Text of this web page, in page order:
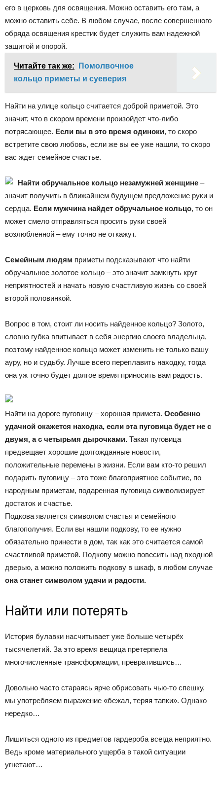
его в церковь для освящения. Можно оставить его там, а
можно оставить себе. В любом случае, после совершенного
обряда освящения крестик будет служить вам надежной
защитой и опорой.
Читайте так же:
Помолвочное
кольцо приметы и суеверия
Найти на улице кольцо считается доброй приметой. Это
значит, что в скором времени произойдет что-либо
потрясающее. Если вы в это время одиноки, то скоро
встретите свою любовь, если же вы ее уже нашли, то скоро
вас ждет семейное счастье.
Найти обручальное кольцо незамужней женщине –
значит получить в ближайшем будущем предложение руки и
сердца. Если мужчина найдет обручальное кольцо, то он
может смело отправляться просить руки своей
возлюбленной – ему точно не откажут.
Семейным людям приметы подсказывают что найти
обручальное золотое кольцо – это значит замкнуть круг
неприятностей и начать новую счастливую жизнь со своей
второй половинкой.
Вопрос в том, стоит ли носить найденное кольцо? Золото,
словно губка впитывает в себя энергию своего владельца,
поэтому найденное кольцо может изменить не только вашу
ауру, но и судьбу. Лучше всего переплавить находку, тогда
она уж точно будет долгое время приносить вам радость.
Найти на дороге пуговицу – хорошая примета. Особенно
удачной окажется находка, если эта пуговица будет не с
двумя, а с четырьмя дырочками. Такая пуговица
предвещает хорошие долгожданные новости,
положительные перемены в жизни. Если вам кто-то решил
подарить пуговицу – это тоже благоприятное событие, по
народным приметам, подаренная пуговица символизирует
достаток и счастье.
Подкова является символом счастья и семейного
благополучия. Если вы нашли подкову, то ее нужно
обязательно принести в дом, так как это считается самой
счастливой приметой. Подкову можно повесить над входной
дверью, а можно положить подкову в шкаф, в любом случае
она станет символом удачи и радости.
Найти или потерять
История булавки насчитывает уже больше четырёх
тысячелетий. За это время вещица претерпела
многочисленные трансформации, превратившись…
Довольно часто стараясь ярче обрисовать чью-то спешку,
мы употребляем выражение «бежал, теряя тапки». Однако
нередко…
Лишиться одного из предметов гардероба всегда неприятно.
Ведь кроме материального ущерба в такой ситуации
угнетают…